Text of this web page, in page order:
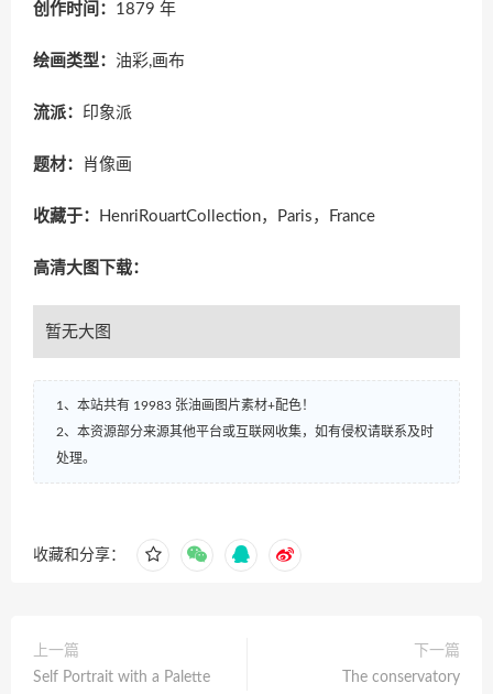
创作时间： 1879 年
绘画类型： 油彩,画布
流派： 印象派
题材： 肖像画
收藏于： HenriRouartCollection，Paris，France
高清大图下载：
暂无大图
1、本站共有 19983 张油画图片素材+配色！
2、本资源部分来源其他平台或互联网收集，如有侵权请联系及时
处理。
收藏和分享：
上一篇
Self Portrait with a Palette
下一篇
The conservatory